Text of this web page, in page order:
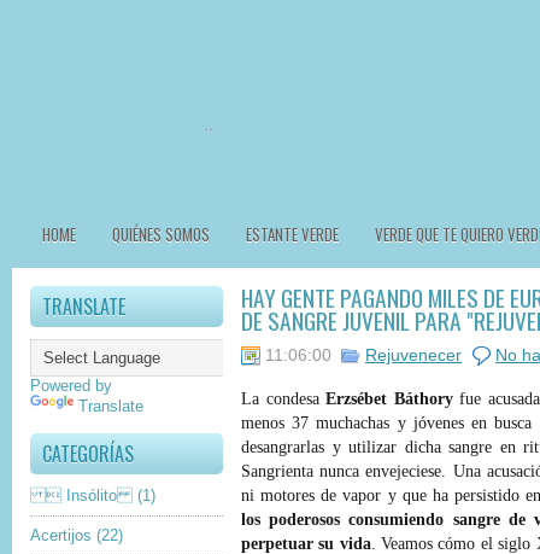
HOME QUIÉNES SOMOS ESTANTE VERDE VERDE QUE TE QUIERO
TRANSLATE
Powered by
Translate
CATEGORÍAS
 Insólito (1)
Acertijos (22)
HAY GENTE PAGANDO MILES DE
DE SANGRE JUVENIL PARA
11:06:00 Rejuvenecer No
La condesaErzsébet Báthoryfue
menos 37 muchachas y jóvenes en
desangrarlas y utilizar dicha sangre en
Sangrienta nunca envejeciese. Una
ni motores de vapor y que ha persistido
los poderosos consumiendo sangre
perpetuar su vida. Veamos cómo el siglo